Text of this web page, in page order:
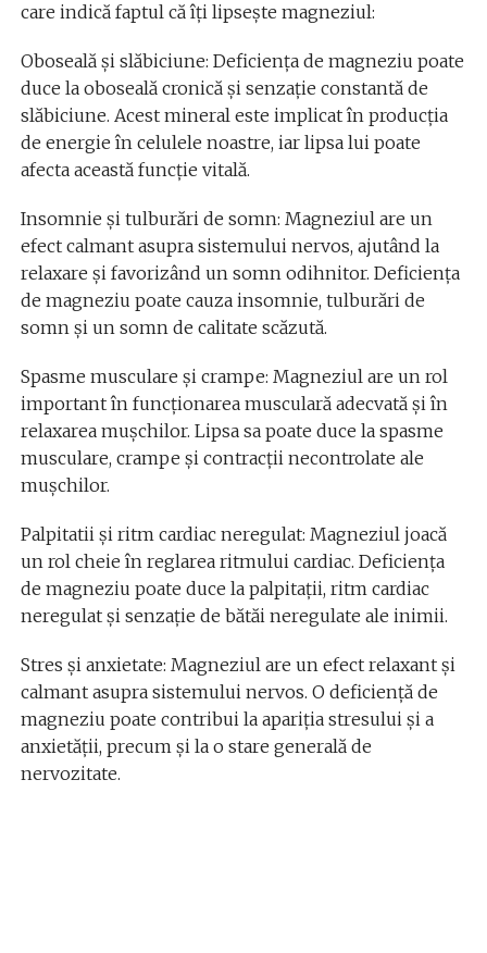
care indică faptul că îți lipsește magneziul:
Oboseală și slăbiciune: Deficiența de magneziu poate
duce la oboseală cronică și senzație constantă de
slăbiciune. Acest mineral este implicat în producția
de energie în celulele noastre, iar lipsa lui poate
afecta această funcție vitală.
Insomnie și tulburări de somn: Magneziul are un
efect calmant asupra sistemului nervos, ajutând la
relaxare și favorizând un somn odihnitor. Deficiența
de magneziu poate cauza insomnie, tulburări de
somn și un somn de calitate scăzută.
Spasme musculare și crampe: Magneziul are un rol
important în funcționarea musculară adecvată și în
relaxarea mușchilor. Lipsa sa poate duce la spasme
musculare, crampe și contracții necontrolate ale
mușchilor.
Palpitatii și ritm cardiac neregulat: Magneziul joacă
un rol cheie în reglarea ritmului cardiac. Deficiența
de magneziu poate duce la palpitații, ritm cardiac
neregulat și senzație de bătăi neregulate ale inimii.
Stres și anxietate: Magneziul are un efect relaxant și
calmant asupra sistemului nervos. O deficiență de
magneziu poate contribui la apariția stresului și a
anxietății, precum și la o stare generală de
nervozitate.